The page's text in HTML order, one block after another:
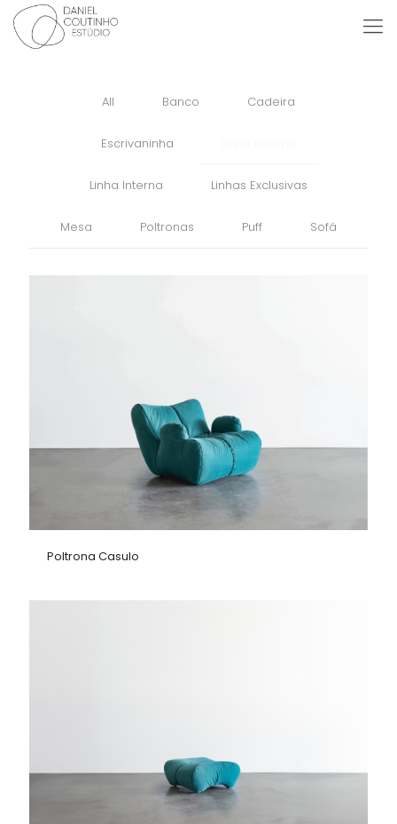
All Banco Cadeira
Escrivaninha
Linha Interna Linhas Exclusivas
Mesa Poltronas Puff Sofá
Poltrona Casulo